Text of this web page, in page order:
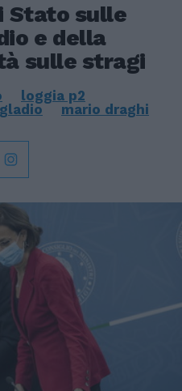
Stato sulle
e della
sulle stragi
loggia p2
gladio mario draghi